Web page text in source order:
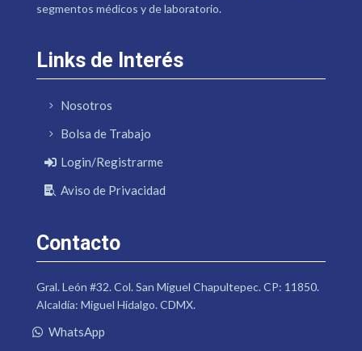
segmentos médicos y de laboratorio.
Links de Interés
Nosotros
Bolsa de Trabajo
Login/Registrarme
Aviso de Privacidad
Contacto
Gral. León #32. Col. San Miguel Chapultepec. CP: 11850.
Alcaldía: Miguel Hidalgo. CDMX.
WhatsApp